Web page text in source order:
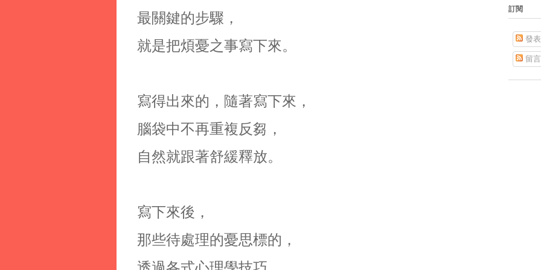
最關鍵的步驟，
就是把煩憂之事寫下來。
寫得出來的，隨著寫下來，
腦袋中不再重複反芻，
自然就跟著舒緩釋放。
寫下來後，
那些待處理的憂思標的，
訂閱
發
留言